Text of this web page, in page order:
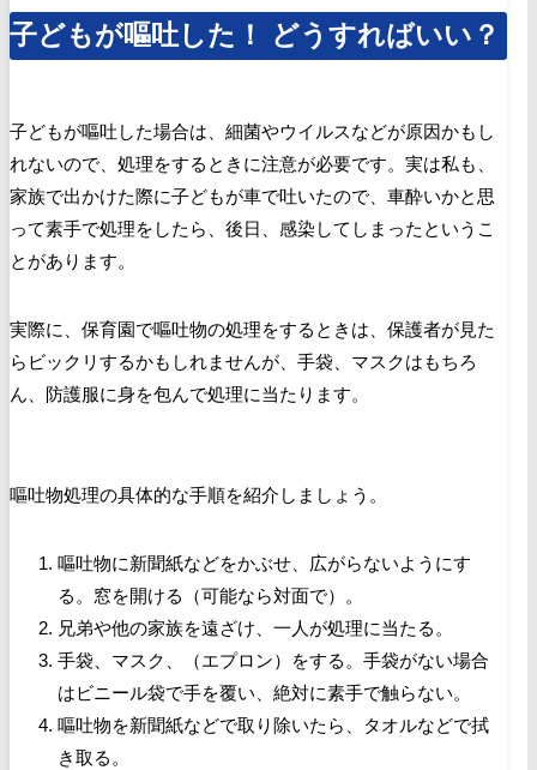
子どもが嘔吐した！ どうすればいい？
子どもが嘔吐した場合は、細菌やウイルスなどが原因かもし
れないので、処理をするときに注意が必要です。実は私も、
家族で出かけた際に子どもが車で吐いたので、車酔いかと思
って素手で処理をしたら、後日、感染してしまったというこ
とがあります。
実際に、保育園で嘔吐物の処理をするときは、保護者が見た
らビックリするかもしれませんが、手袋、マスクはもちろ
ん、防護服に身を包んで処理に当たります。
嘔吐物処理の具体的な手順を紹介しましょう。
嘔吐物に新聞紙などをかぶせ、広がらないようにす
る。窓を開ける（可能なら対面で）。
兄弟や他の家族を遠ざけ、一人が処理に当たる。
手袋、マスク、（エプロン）をする。手袋がない場合
はビニール袋で手を覆い、絶対に素手で触らない。
嘔吐物を新聞紙などで取り除いたら、タオルなどで拭
き取る。